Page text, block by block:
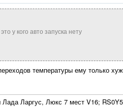
у кого авто запуска нету
температуры ему только
Ларгус, Люкс 7 мест V16;